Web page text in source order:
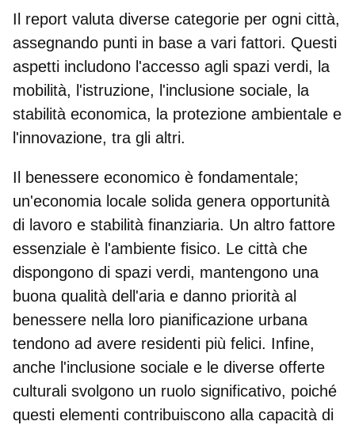
Il report valuta diverse categorie per ogni città,
assegnando punti in base a vari fattori. Questi
aspetti includono l'accesso agli spazi verdi, la
mobilità, l'istruzione, l'inclusione sociale, la
stabilità economica, la protezione ambientale e
l'innovazione, tra gli altri.
Il benessere economico è fondamentale;
un'economia locale solida genera opportunità
di lavoro e stabilità finanziaria. Un altro fattore
essenziale è l'ambiente fisico. Le città che
dispongono di spazi verdi, mantengono una
buona qualità dell'aria e danno priorità al
benessere nella loro pianificazione urbana
tendono ad avere residenti più felici. Infine,
anche l'inclusione sociale e le diverse offerte
culturali svolgono un ruolo significativo, poiché
questi elementi contribuiscono alla capacità di